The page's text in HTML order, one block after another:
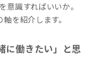
意識すればいいか。
を紹介します。
に働きたい」と思